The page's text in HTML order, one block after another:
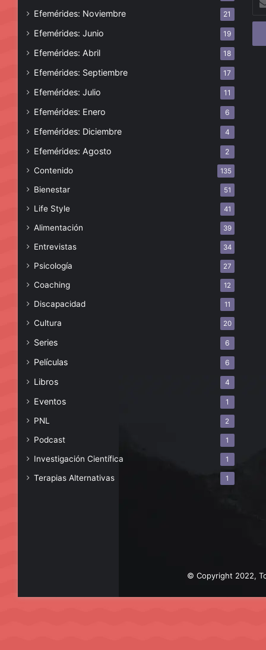
Efemérides: Noviembre 21
Efemérides: Junio 19
Efemérides: Abril 18
Efemérides: Septiembre 17
Efemérides: Julio 11
Efemérides: Enero 6
Efemérides: Diciembre 4
Efemérides: Agosto 2
Contenido 135
Bienestar 51
Life Style 41
Alimentación 39
Entrevistas 34
Psicología 27
Coaching 12
Discapacidad 11
Cultura 20
Series 6
Películas 6
Libros 4
Eventos 1
PNL 2
Podcast 1
Investigación Científica 1
Terapias Alternativas 1
© Copyright 2022,